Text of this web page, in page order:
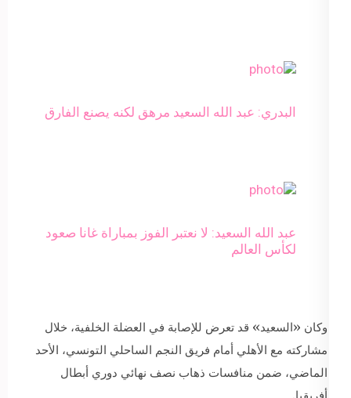
البدري: عبد الله السعيد مرهق لكنه يصنع الفارق
عبد الله السعيد: لا نعتبر الفوز بمباراة غانا صعود
لكأس العالم
وكان «السعيد» قد تعرض للإصابة في العضلة الخلفية، خلال
مشاركته مع الأهلي أمام فريق النجم الساحلي التونسي، الأحد
الماضي، ضمن منافسات ذهاب نصف نهائي دوري أبطال
أفريقيا.